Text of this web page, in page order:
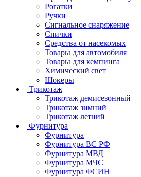
Рогатки
Ручки
Сигнальное снаряжение
Спички
Средства от насекомых
Товары для автомобиля
Товары для кемпинга
Химический свет
Шокеры
Трикотаж
Трикотаж демисезонный
Трикотаж зимний
Трикотаж летний
Фурнитура
Фурнитура
Фурнитура ВС РФ
Фурнитура МВД
Фурнитура МЧС
Фурнитура ФСИН